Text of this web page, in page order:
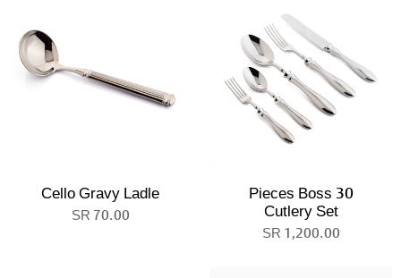
30 Pieces Boss
Cutlery Set
1,200.00 SR
Cello Gravy Ladle
70.00 SR